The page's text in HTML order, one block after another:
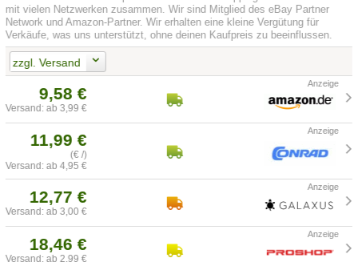
mit vielen Netzwerken zusammen. Wir sind Mitglied des eBay Partner
Network und Amazon-Partner. Wir erhalten eine kleine Vergütung für
Verkäufe, was uns unterstützt, ohne deinen Kaufpreis zu beeinflussen.
zzgl. Versand
9,58 €
Versand: ab 3,99 €
11,99 €
(€ /)
Versand: ab 4,95 €
12,77 €
Versand: ab 3,00 €
18,46 €
Versand: ab 2,99 €